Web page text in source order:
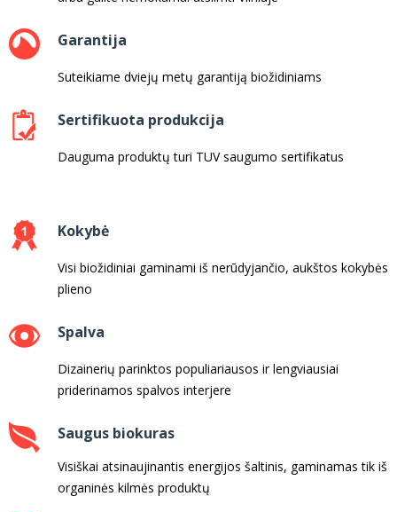
Garantija
Suteikiame dviejų metų garantiją biožidiniams
Sertifikuota produkcija
Dauguma produktų turi TUV saugumo sertifikatus
Kokybė
Visi biožidiniai gaminami iš nerūdyjančio, aukštos kokybės
plieno
Spalva
Dizainerių parinktos populiariausos ir lengviausiai
priderinamos spalvos interjere
Saugus biokuras
Visiškai atsinaujinantis energijos šaltinis, gaminamas tik iš
organinės kilmės produktų